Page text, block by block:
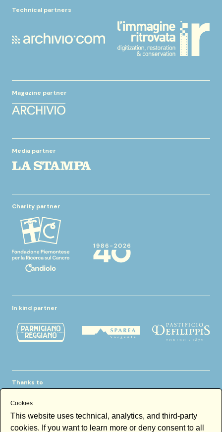
Technical partners
Magazine partner
Media partner
Charity partner
In kind partner
Thanks to
Cookies
This website uses technical, analytics, and third-party
cookies. If you want to learn more or deny consent to all